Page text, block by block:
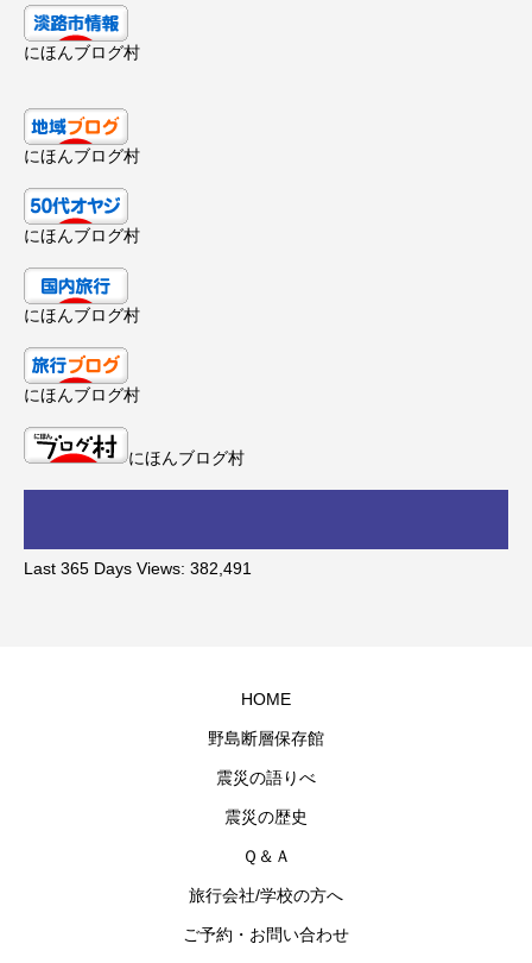
にほんブログ村
にほんブログ村
にほんブログ村
にほんブログ村
にほんブログ村
にほんブログ村
Last 365 Days Views: 382,491
HOME
野島断層保存館
震災の語りべ
震災の歴史
Ｑ＆Ａ
旅行会社/学校の方へ
ご予約・お問い合わせ